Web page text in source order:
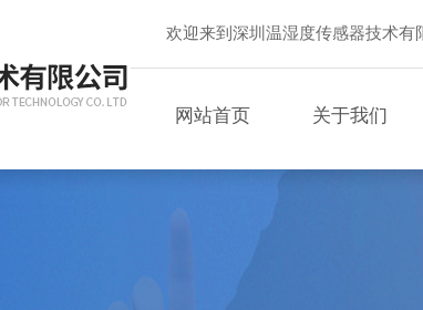
欢迎来到深圳温湿度传感器技术有
网站首页 关于我们